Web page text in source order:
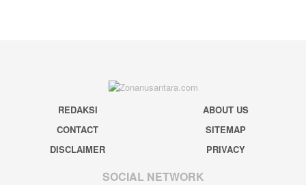
REDAKSI
ABOUT US
CONTACT
SITEMAP
DISCLAIMER
PRIVACY
SOCIAL NETWORK